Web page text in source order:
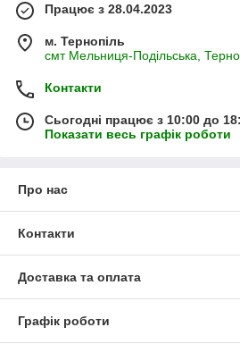
Працює з 28.04.2023
м. Тернопіль
смт Мельниця-Подільська,
Контакти
Сьогодні працює з 10:00 до
Показати весь графік роботи
Про нас
Контакти
Доставка та оплата
Графік роботи